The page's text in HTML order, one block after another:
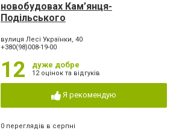
новобудовах Кам’янця-
Подільського
вулиця Лесі Українки, 40
+380(98)008-19-00
12 дуже добре
12 оцінок та відгуків
Я рекомендую
0 переглядів в серпні